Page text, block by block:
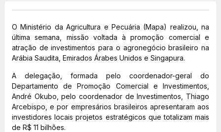
O Ministério da Agricultura e Pecuária (Mapa) realizou, na
última semana, missão voltada à promoção comercial e
atração de investimentos para o agronegócio brasileiro na
Arábia Saudita, Emirados Árabes Unidos e Singapura.
A delegação, formada pelo coordenador-geral do
Departamento de Promoção Comercial e Investimentos,
André Okubo, pelo coordenador de Investimentos, Thiago
Arcebispo, e por empresários brasileiros apresentaram aos
investidores locais projetos estratégicos que totalizam mais
de R$ 11 bilhões.